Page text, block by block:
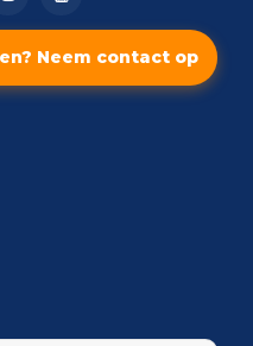
Neem contact op